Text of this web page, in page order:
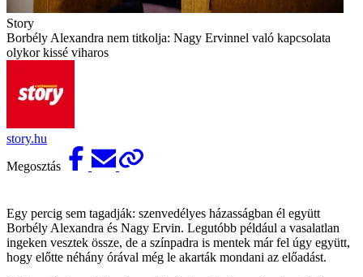
Story
Borbély Alexandra nem titkolja: Nagy Ervinnel való kapcsolata
olykor kissé viharos
story.hu
Megosztás
Egy percig sem tagadják: szenvedélyes házasságban él együtt
Borbély Alexandra és Nagy Ervin. Legutóbb például a vasalatlan
ingeken vesztek össze, de a színpadra is mentek már fel úgy együtt,
hogy előtte néhány órával még le akarták mondani az előadást.